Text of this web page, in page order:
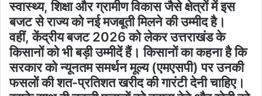
स्वास्थ्य, शिक्षा और ग्रामीण विकास जैसे क्षेत्रों में इस
बजट से राज्य को नई मजबूती मिलने की उम्मीद है।
वहीं, केंद्रीय बजट 2026 को लेकर उत्तराखंड के
किसानों को भी बड़ी उम्मीदें हैं। किसानों का कहना है कि
सरकार को न्यूनतम समर्थन मूल्य (एमएसपी) पर उनकी
फसलों की शत-प्रतिशत खरीद की गारंटी देनी चाहिए।